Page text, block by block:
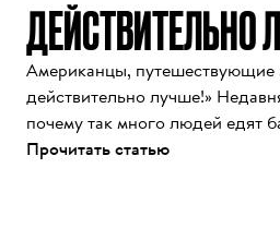
сегодня то, что
длинный список
улучшители теста,
не слышали, и мука,
ради скорости и срока
ДЕЙСТВИТЕЛЬНО
Американцы, путешествующие
действительно лучше!»
почему так много людей едят
без дискомфорта, а дома
Прочитать статью